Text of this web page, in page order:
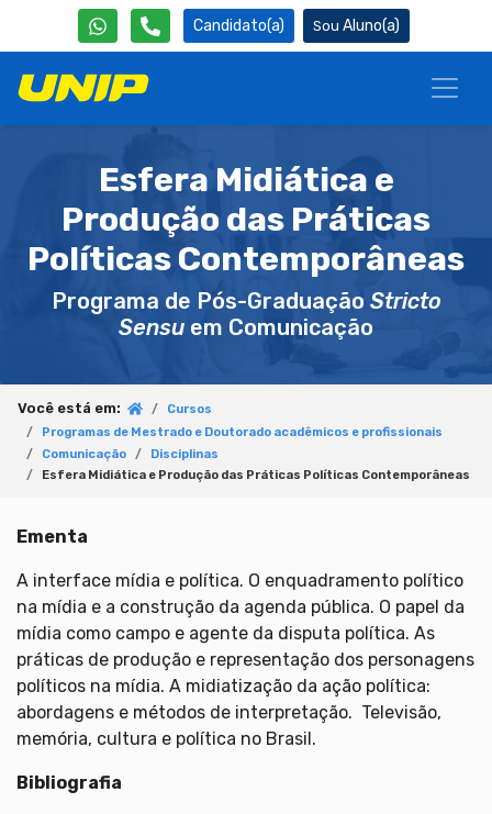
Candidato(a) Aluno(a)
Esfera Midiática e
Produção das Práticas
Políticas Contemporâneas
Programa de Pós-Graduação Stricto
Sensu em Comunicação
Você está em:
Cursos
Programas de Mestrado e Doutorado acadêmicos e profissionais
Comunicação
Disciplinas
Esfera Midiática e Produção das Práticas Políticas Contemporâneas
Ementa
A interface mídia e política. O enquadramento político
na mídia e a construção da agenda pública. O papel da
mídia como campo e agente da disputa política. As
práticas de produção e representação dos personagens
políticos na mídia. A midiatização da ação política:
abordagens e métodos de interpretação. Televisão,
memória, cultura e política no Brasil.
Bibliografia